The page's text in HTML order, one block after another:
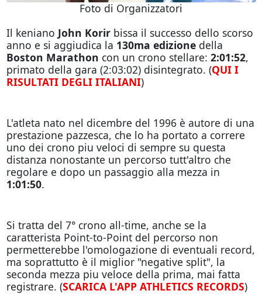
Foto di Organizzatori
Il keniano John Korir bissa il successo dello scorso
anno e si aggiudica la 130ma edizionedella
Boston Marathon con un crono stellare: 2:01:52,
primato della gara (2:03:02) disintegrato. (QUI I
RISULTATI DEGLI ITALIANI)
L'atleta nato nel dicembre del 1996 è autore di una
prestazione pazzesca, che lo ha portato a correre
uno dei crono piu veloci di sempre su questa
distanza nonostante un percorso tutt'altro che
regolare e dopo un passaggio alla mezza in
1:01:50.
Si tratta del 7° crono all-time, anche se la
caratterista Point-to-Point del percorso non
permetterebbe l'omologazione di eventuali record,
ma soprattutto è il miglior "negative split", la
seconda mezza piu veloce della prima, mai fatta
registrare. (SCARICA L'APP ATHLETICS RECORDS)